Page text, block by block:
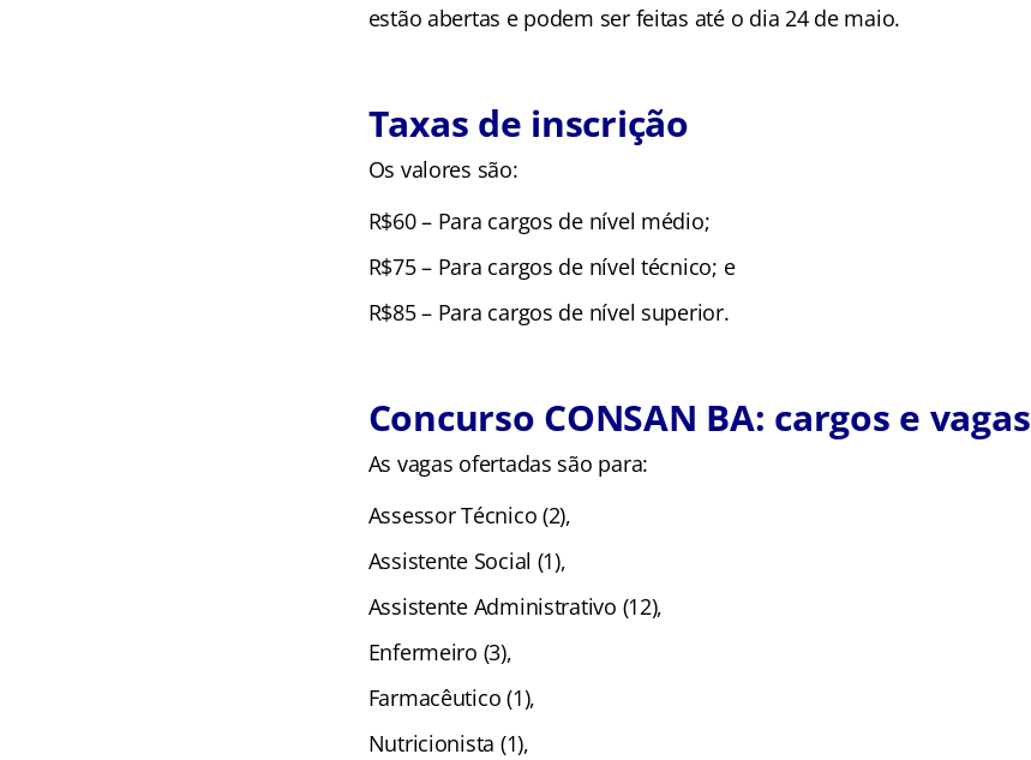
estão abertas e podem ser feitas até o dia 24 de maio.
Taxas de inscrição
Os valores são:
R$60 – Para cargos de nível médio;
R$75 – Para cargos de nível técnico; e
R$85 – Para cargos de nível superior.
Concurso CONSAN BA: cargos e vagas
As vagas ofertadas são para:
Assessor Técnico (2),
Assistente Social (1),
Assistente Administrativo (12),
Enfermeiro (3),
Farmacêutico (1),
Nutricionista (1),